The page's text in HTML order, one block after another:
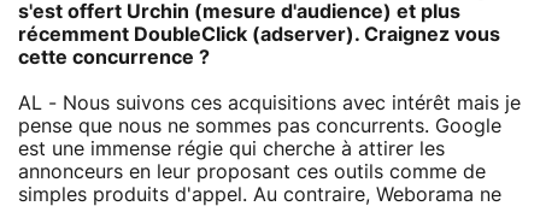
s'est offert Urchin (mesure d'audience) et plus
récemment DoubleClick (adserver). Craignez vous
cette concurrence ?
AL - Nous suivons ces acquisitions avec intérêt mais je
pense que nous ne sommes pas concurrents. Google
est une immense régie qui cherche à attirer les
annonceurs en leur proposant ces outils comme de
simples produits d'appel. Au contraire, Weborama ne